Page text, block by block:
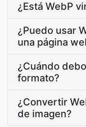
¿Está WebP
¿Puedo usar
una página
¿Cuándo
formato?
¿Convertir
de imagen?